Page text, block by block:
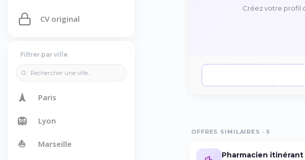
CV original
Filtrer par ville
🗼 Paris
🦁 Lyon
⛵ Marseille
Créez votre profil
OFFRES SIMILAIRES · 5
Pharmacien